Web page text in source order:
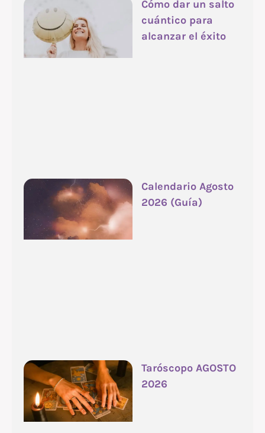
Cómo dar un salto
cuántico para
alcanzar el éxito
Calendario Agosto
2026 (Guía)
Taróscopo AGOSTO
2026